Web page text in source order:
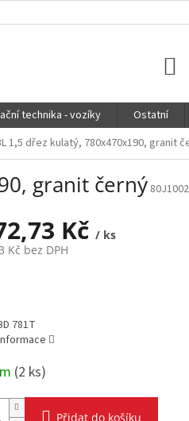
technika - vozíky Ostatní
1,5 dřez kulatý, 780x470x190, granit
granit černý
Kč / ks
Kč bez DPH
781T
(2 ks)
Přidat do košíku